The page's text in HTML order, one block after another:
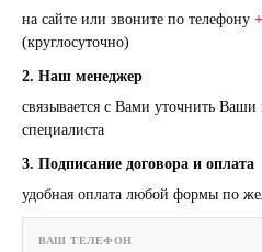
на сайте или звоните по телефону
(круглосуточно)
2. Наш менеджер
связывается с Вами уточнить
специалиста
3. Подписание договора и оплата
удобная оплата любой формы по